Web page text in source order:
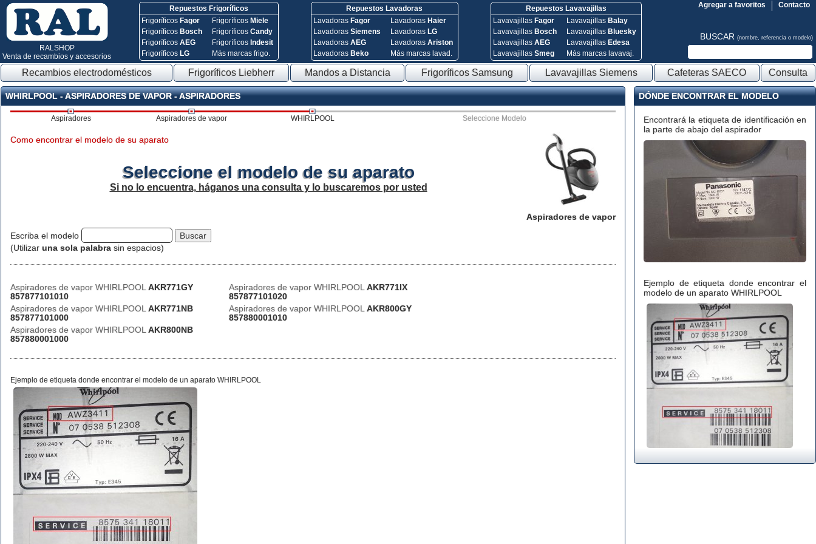
RALSHOP
Venta de recambios y accesorios
Repuestos Frigoríficos
Frigoríficos Fagor
Frigoríficos Bosch
FrigoríficosAEG
Frigoríficos LG
Frigoríficos Miele
FrigoríficosCandy
Frigoríficos Indesit
Más marcas frigo.
Repuestos Lavadoras
Lavadoras Fagor
Lavadoras Siemens
Lavadoras AEG
Lavadoras Beko
Lavadoras Haier
Lavadoras LG
Lavadoras Ariston
Más marcas lavad.
Repuestos Lavavajillas
Lavavajillas Fagor
Lavavajillas Bosch
Lavavajillas AEG
Lavavajillas Smeg
Lavavajillas Balay
Lavavajillas Bluesky
Lavavajillas Edesa
Más marcas lavavaj.
Contacto
Agregar a favoritos
BUSCAR (nombre, referencia o modelo)
Recambios electrodomésticos Frigoríficos Liebherr Mandos a Distancia Frigoríficos Samsung Lavavajillas Siemens Cafeteras SAECO Consulta
WHIRLPOOL - ASPIRADORES DE VAPOR - ASPIRADORES
Aspiradores Aspiradores de vapor WHIRLPOOL Seleccione Modelo
Aspiradores de vapor
Como encontrar el modelo de su aparato
Seleccione el modelo de su aparato
Si no lo encuentra, háganos una consulta y lo buscaremos por usted
Escriba el modelo
(Utilizar una sola palabra sin espacios)
Aspiradores de vapor WHIRLPOOL AKR771GY
857877101010
Aspiradores de vapor WHIRLPOOL AKR771IX
857877101020
Aspiradores de vapor WHIRLPOOL AKR771NB
857877101000
Aspiradores de vapor WHIRLPOOL AKR800GY
857880001010
Aspiradores de vapor WHIRLPOOL AKR800NB
857880001000
Ejemplo de etiqueta donde encontrar el modelo de un aparato WHIRLPOOL
DÓNDE ENCONTRAR EL MODELO
Encontrará la etiqueta de identificación en
la parte de abajo del aspirador
Ejemplo de etiqueta donde encontrar el
modelo de un aparato WHIRLPOOL